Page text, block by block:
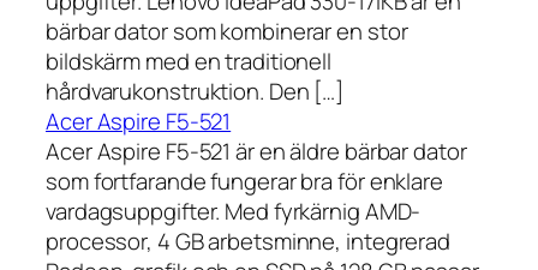
bärbar dator som kombinerar en stor
bildskärm med en traditionell
hårdvarukonstruktion. Den […]
Acer Aspire F5-521
Acer Aspire F5-521 är en äldre bärbar dator
som fortfarande fungerar bra för enklare
vardagsuppgifter. Med fyrkärnig AMD-
processor, 4 GB arbetsminne, integrerad